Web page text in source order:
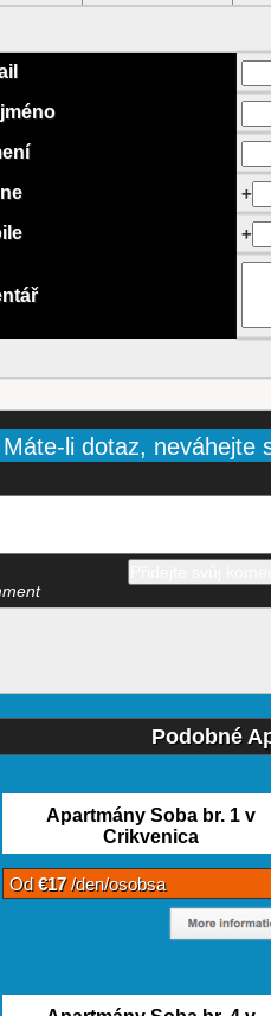
+
+
Máte-li dotaz, neváhejte
Podobné
Apartmány Soba br. 1 v
Crikvenica
Od€17/den/osobsa